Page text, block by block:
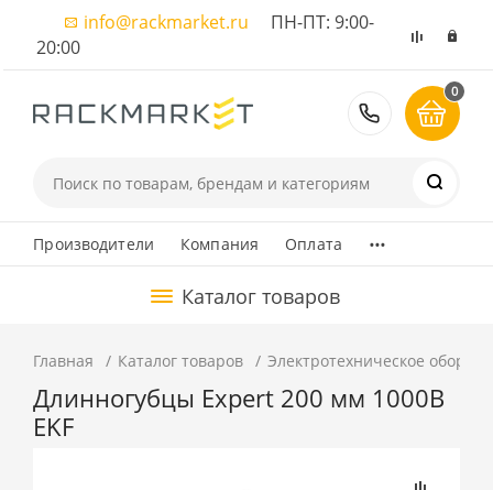
info@rackmarket.ru ПН-ПТ: 9:00-
20:00
8 (495)
0
Производители Компания Оплата ...
Каталог товаров
Главная Каталог товаров Электротехническое
Длинногубцы Expert 200 мм 1000В
EKF